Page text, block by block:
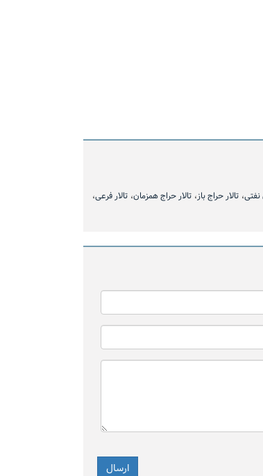
نفتی تالار حراج باز تالار حراج همزمان تالار فرعی
ارزش ۷۷.۶ میلیارد تومانی معاملات